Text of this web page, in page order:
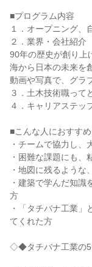
■プログラム内容
１．オープニング、
２．業界・会社紹介
90年の歴史が創り上
海から日本の未来を
動画や写真で、グラ
３．土木技術職って
４．キャリアステッ
■こんな人におすすめ
・チームで協力し
・困難な課題にも、
・地図に残るよう
・建築で学んだ知
方
・「タチバナ工業」
てくれた方
◇◆タチバナ工業の